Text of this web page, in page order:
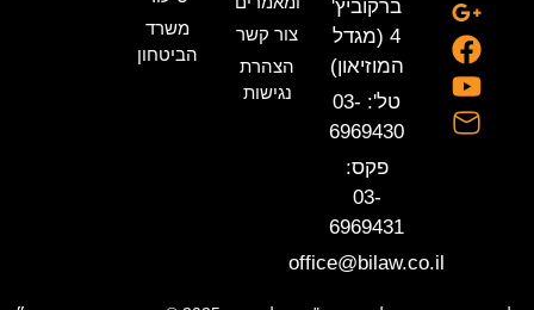
צור קשר
הצהרת
נגישות
משרד
הביטחון
ברקוביץ'
4 (מגדל
המוזיאון)
טל': 03-
6969430
פקס:
03-
6969431
office@bilaw.co.il